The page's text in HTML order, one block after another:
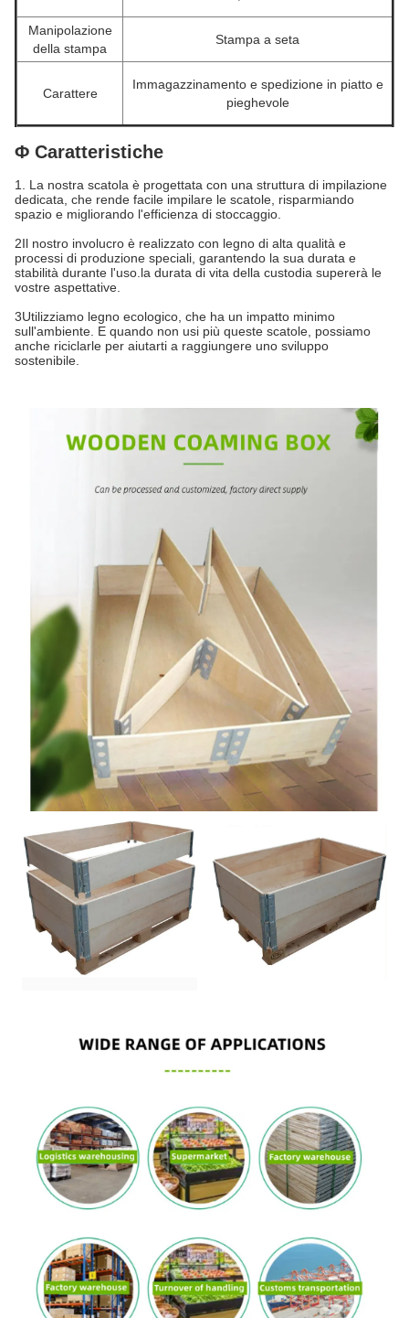
Manipolazione
della stampa
Stampa a seta
Carattere
Immagazzinamento e spedizione in piatto e
pieghevole
Φ Caratteristiche
1. La nostra scatola è progettata con una struttura di impilazione
dedicata, che rende facile impilare le scatole, risparmiando
spazio e migliorando l'efficienza di stoccaggio.
2Il nostro involucro è realizzato con legno di alta qualità e
processi di produzione speciali, garantendo la sua durata e
stabilità durante l'uso.la durata di vita della custodia supererà le
vostre aspettative.
3Utilizziamo legno ecologico, che ha un impatto minimo
sull'ambiente. E quando non usi più queste scatole, possiamo
anche riciclarle per aiutarti a raggiungere uno sviluppo
sostenibile.